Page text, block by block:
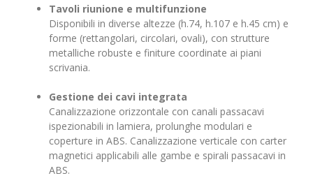
Tavoli riunione e multifunzione
Disponibili in diverse altezze (h.74, h.107 e h.45 cm) e
forme (rettangolari, circolari, ovali), con strutture
metalliche robuste e finiture coordinate ai piani
scrivania.
Gestione dei cavi integrata
Canalizzazione orizzontale con canali passacavi
ispezionabili in lamiera, prolunghe modulari e
coperture in ABS. Canalizzazione verticale con carter
magnetici applicabili alle gambe e spirali passacavi in
ABS.